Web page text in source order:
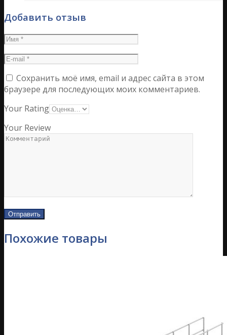
Добавить отзыв
Сохранить моё имя, email и адрес сайта в этом
браузере для последующих моих комментариев.
Your Rating
Your Review
Похожие товары